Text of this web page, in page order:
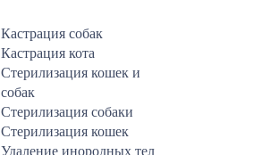
Кастрация собак
Кастрация кота
Стерилизация кошек и
собак
Стерилизация собаки
Стерилизация кошек
Удаление инородных тел